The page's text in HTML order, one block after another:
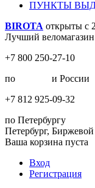
ПУНКТЫ
BIROTA открыты с
Лучший
+7 800 250-27-10
по
и России
+7 812 925-09-32
по Петербургу
Петербург,
Ваша корзина пуста
Вход
Регистрация